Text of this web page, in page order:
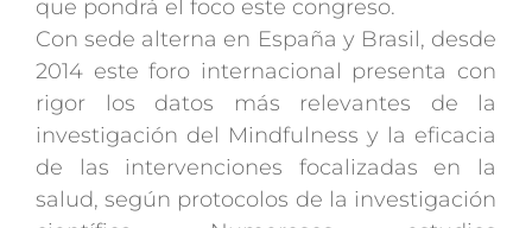
que pondrá el foco este congreso.
Con sede alterna en España y Brasil, desde
2014 este foro internacional presenta con
rigor los datos más relevantes de la
investigación del Mindfulness y la eficacia
de las intervenciones focalizadas en la
salud, según protocolos de la investigación